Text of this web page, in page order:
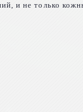
и не только